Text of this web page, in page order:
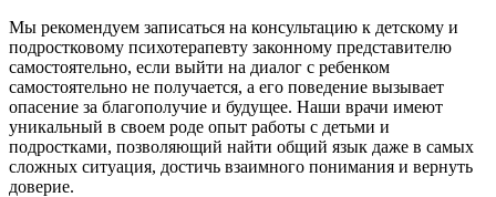
Мы рекомендуем записаться на консультацию к детскому и
подростковому психотерапевту законному представителю
самостоятельно, если выйти на диалог с ребенком
самостоятельно не получается, а его поведение вызывает
опасение за благополучие и будущее. Наши врачи имеют
уникальный в своем роде опыт работы с детьми и
подростками, позволяющий найти общий язык даже в самых
сложных ситуация, достичь взаимного понимания и вернуть
доверие.